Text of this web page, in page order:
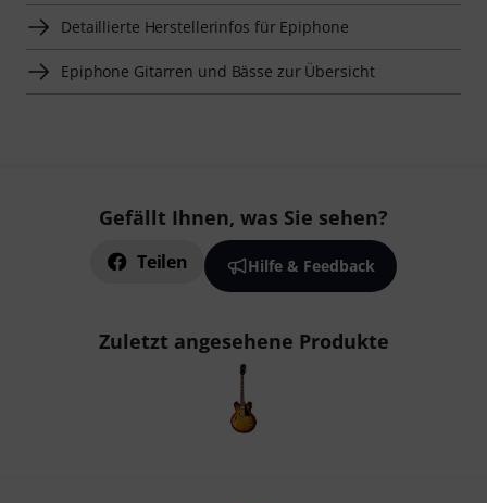
Detaillierte Herstellerinfos für Epiphone
Epiphone Gitarren und Bässe zur Übersicht
Gefällt Ihnen, was Sie sehen?
Teilen Hilfe & Feedback
Zuletzt angesehene Produkte